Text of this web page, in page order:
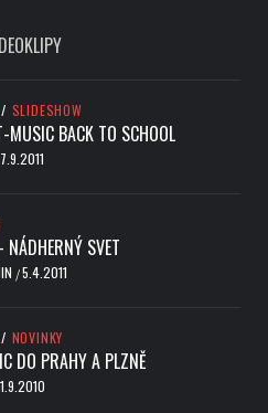
/ SLIDESHOW
MUSIC BACK TO SCHOOL
NÁDHERNÝ SVET
/5.4.2011
/ NOVINKY
DO PRAHY A PLZNĚ